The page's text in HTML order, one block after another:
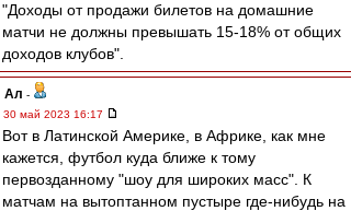
"Доходы от продажи билетов на домашние
матчи не должны превышать 15-18% от общих
доходов клубов".
Ал -
30 май 2023 16:17
Вот в Латинской Америке, в Африке, как мне
кажется, футбол куда ближе к тому
первозданному "шоу для широких масс". К
матчам на вытоптанном пустыре где-нибудь на